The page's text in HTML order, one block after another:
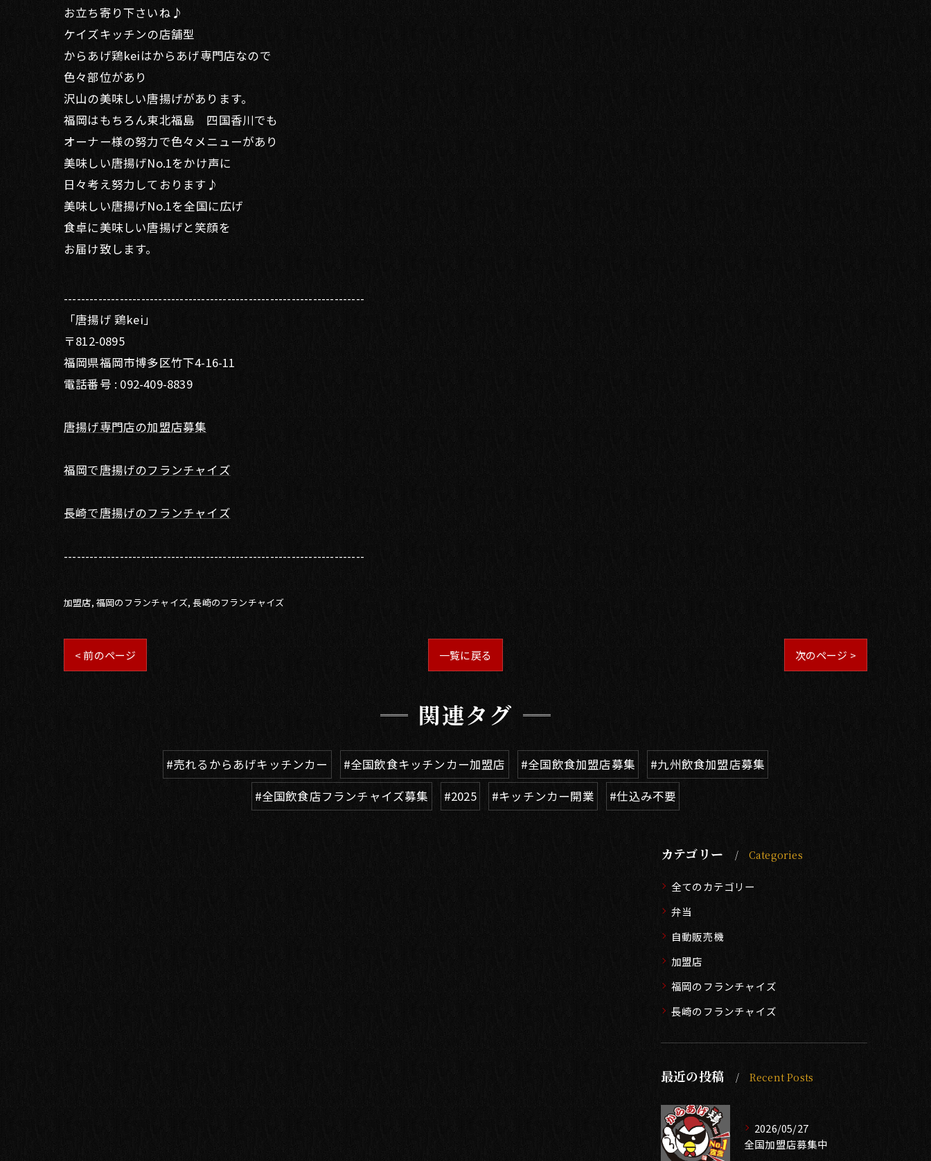
お立ち寄り下さいね♪
ケイズキッチンの店舗型
からあげ鶏keiはからあげ専門店なので
色々部位があり
沢山の美味しい唐揚げがあります。
福岡はもちろん東北福島 四国香川でも
オーナー様の努力で色々メニューがあり
美味しい唐揚げNo.1をかけ声に
日々考え努力しております♪
美味しい唐揚げNo.1を全国に広げ
食卓に美味しい唐揚げと笑顔を
お届け致します。
----------------------------------------------------------------------
「唐揚げ 鶏kei」
〒812-0895
福岡県福岡市博多区竹下4-16-11
電話番号 : 092-409-8839
唐揚げ専門店の加盟店募集
福岡で唐揚げのフランチャイズ
長崎で唐揚げのフランチャイズ
----------------------------------------------------------------------
加盟店 福岡のフランチャイズ 長崎のフランチャイズ
< 前のページ 一覧に戻る 次のページ >
関連タグ
#売れるからあげキッチンカー #全国飲食キッチンカー加盟店 #全国飲食加盟店募集
#九州飲食加盟店募集
#全国飲食店フランチャイズ募集
#2025 #キッチンカー開業 #仕込み不要
カテゴリー Categories
全てのカテゴリー
弁当
自動販売機
加盟店
福岡のフランチャイズ
長崎のフランチャイズ
最近の投稿 Recent Posts
2026/05/27
全国加盟店募集中